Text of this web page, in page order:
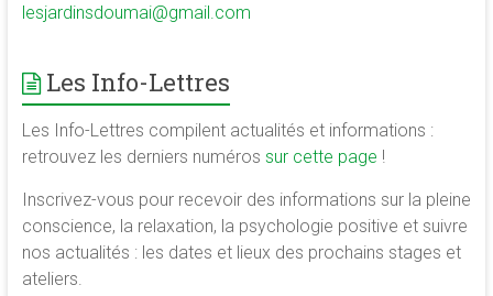
lesjardinsdoumai@gmail.com
Les Info-Lettres
Les Info-Lettres compilent actualités et informations :
retrouvez les derniers numéros sur cette page !
Inscrivez-vous pour recevoir des informations sur la pleine
conscience, la relaxation, la psychologie positive et suivre
nos actualités : les dates et lieux des prochains stages et
ateliers.